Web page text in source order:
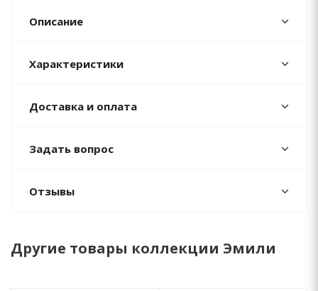
Описание
Характеристики
Доставка и оплата
Задать вопрос
Отзывы
Другие товары коллекции Эмили